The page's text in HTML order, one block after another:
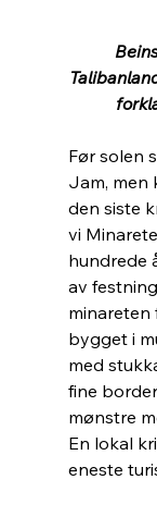
Før solen
Jam, men
den siste
vi
hundrede
av
minareten
bygget i
med
fine
mønstre
En lokal
eneste